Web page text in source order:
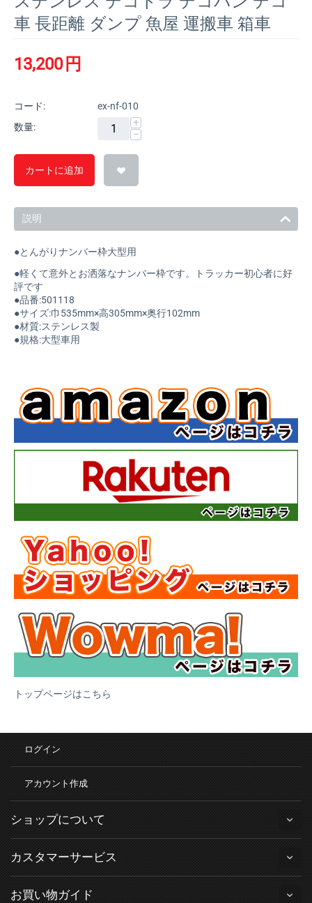
車 長距離 ダンプ 魚屋 運搬車 箱車
13,200 円
コード:
ex-nf-010
数量:
+
−
カートに追加
説明
●とんがりナンバー枠大型用
●軽くて意外とお洒落なナンバー枠です。トラッカー初心者に好
評です
●品番:501118
●サイズ:巾535mm×高305mm×奥行102mm
●材質:ステンレス製
●規格:大型車用
トップページはこちら
ログイン
アカウント作成
ショップについて
カスタマーサービス
お買い物ガイド